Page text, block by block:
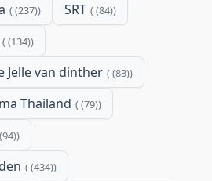
(237) SRT (84)
(134)
Jelle van dinther (83)
Thailand (79)
(94)
(434)